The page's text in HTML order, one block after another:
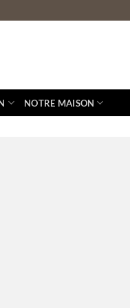
NOTRE MAISON